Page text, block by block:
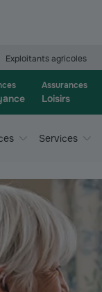
Exploitants agricoles
Assurances
Loisirs
Services